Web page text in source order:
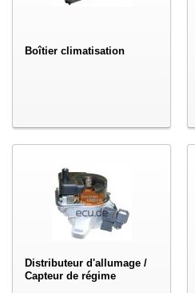
Boîtier climatisation
Distributeur d'allumage /
Capteur de régime